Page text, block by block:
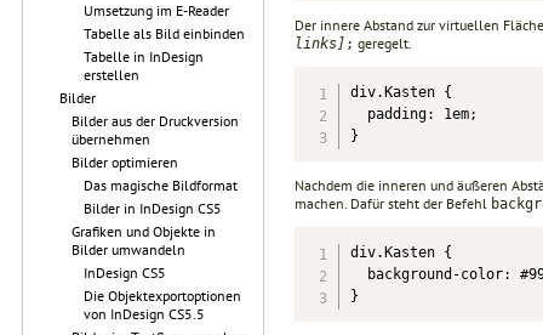
Umsetzung im E-Reader
Tabelle als Bild einbinden
Tabelle in InDesign
erstellen
Bilder
Bilder aus der Druckversion
übernehmen
Bilder optimieren
Das magische Bildformat
Bilder in InDesign CS5
Grafiken und Objekte in
Bilder umwandeln
InDesign CS5
Die Objektexportoptionen
von InDesign CS5.5
Der innere Abstand zur virtuellen
links] ; geregelt.
div.Kasten {
  padding: 1em;
}
Nachdem die inneren und äußeren
machen. Dafür steht der Befehl
div.Kasten {
background-color:
}